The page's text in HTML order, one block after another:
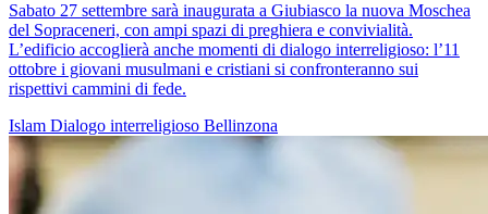
Sabato 27 settembre sarà inaugurata a Giubiasco la nuova Moschea
del Sopraceneri, con ampi spazi di preghiera e convivialità.
L’edificio accoglierà anche momenti di dialogo interreligioso: l’11
ottobre i giovani musulmani e cristiani si confronteranno sui
rispettivi cammini di fede.
Islam Dialogo interreligioso Bellinzona